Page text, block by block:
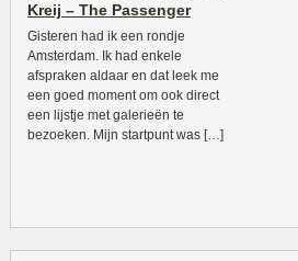
Kreij – The Passenger
Gisteren had ik een rondje
Amsterdam. Ik had enkele
afspraken aldaar en dat leek me
een goed moment om ook direct
een lijstje met galerieën te
bezoeken. Mijn startpunt was […]